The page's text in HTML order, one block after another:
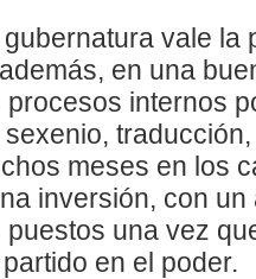
vale la
en una
internos
meses en los
inversión, con
una vez
en el poder.